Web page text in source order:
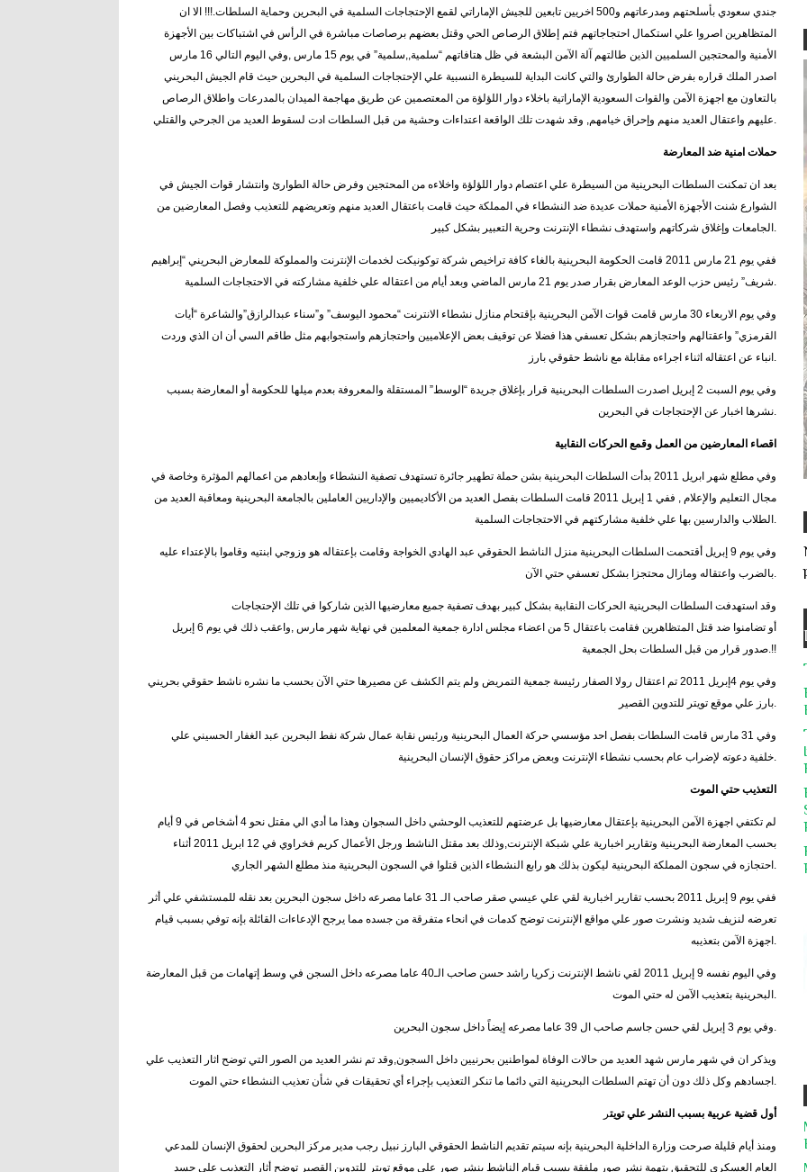
جندي سعودي بأسلحتهم ومدرعاتهم و500 اخريين تابعين للجيش الإماراتي لقمع الإحتجاجات السلمية في البحرين وحماية السلطات.!!! الا ان
المتظاهرين اصروا علي استكمال احتجاجاتهم فتم إطلاق الرصاص الحي وقتل بعضهم برصاصات مباشرة في الرأس في اشتباكات بين الأجهزة
الأمنية والمحتجين السلميين الذين طالتهم آلة الآمن البشعة في ظل هتافاتهم “سلمية,,سلمية” في يوم 15 مارس ,وفي اليوم التالي 16 مارس
اصدر الملك قراره بفرض حالة الطوارئ والتي كانت البداية للسيطرة النسبية علي الإحتجاجات السلمية في البحرين حيث قام الجيش البحريني
بالتعاون مع اجهزة الآمن والقوات السعودية الإماراتية باخلاء دوار اللؤلؤة من المعتصمين عن طريق مهاجمة الميدان بالمدرعات واطلاق الرصاص
عليهم واعتقال العديد منهم وإحراق خيامهم, وقد شهدت تلك الواقعة اعتداءات وحشية من قبل السلطات ادت لسقوط العديد من الجرحي والقتلي.
حملات امنية ضد المعارضة
بعد ان تمكنت السلطات البحرينية من السيطرة علي اعتصام دوار اللؤلؤة واخلاءه من المحتجين وفرض حالة الطوارئ وانتشار قوات الجيش في
الشوارع شنت الأجهزة الأمنية حملات عديدة ضد النشطاء في المملكة حيث قامت باعتقال العديد منهم وتعريضهم للتعذيب وفصل المعارضين من
الجامعات وإغلاق شركاتهم واستهدف نشطاء الإنترنت وحرية التعبير بشكل كبير.
ففي يوم 21 مارس 2011 قامت الحكومة البحرينية بالغاء كافة تراخيص شركة توكونيكت لخدمات الإنترنت والمملوكة للمعارض البحريني “إبراهيم
شريف” رئيس حزب الوعد المعارض بقرار صدر يوم 21 مارس الماضي وبعد أيام من اعتقاله علي خلفية مشاركته في الاحتجاجات السلمية.
وفي يوم الاربعاء 30 مارس قامت قوات الآمن البحرينية بإقتحام منازل نشطاء الانترنت “محمود اليوسف” و”سناء عبدالرازق”والشاعرة “أيات
القرمزي” واعقتالهم واحتجازهم بشكل تعسفي هذا فضلا عن توقيف بعض الإعلاميين واحتجازهم واستجوابهم مثل طاقم السي أن ان الذي وردت
انباء عن اعتقاله اثناء اجراءه مقابلة مع ناشط حقوقي بارز.
وفي يوم السبت 2 إبريل اصدرت السلطات البحرينية قرار بإغلاق جريدة “الوسط” المستقلة والمعروفة بعدم ميلها للحكومة أو المعارضة بسبب
نشرها اخبار عن الإحتجاجات في البحرين.
اقصاء المعارضين من العمل وقمع الحركات النقابية
وفي مطلع شهر ابريل 2011 بدأت السلطات البحرينية بشن حملة تطهير جائرة تستهدف تصفية النشطاء وإبعادهم من اعمالهم المؤثرة وخاصة في
مجال التعليم والإعلام , ففي 1 إبريل 2011 قامت السلطات بفصل العديد من الأكاديميين والإداريين العاملين بالجامعة البحرينية ومعاقبة العديد من
الطلاب والدارسين بها علي خلفية مشاركتهم في الاحتجاجات السلمية.
وفي يوم 9 إبريل أقتحمت السلطات البحرينية منزل الناشط الحقوقي عبد الهادي الخواجة وقامت بإعتقاله هو وزوجي ابنتيه وقاموا بالإعتداء عليه
بالضرب واعتقاله ومازال محتجزا بشكل تعسفي حتي الآن.
وقد استهدفت السلطات البحرينية الحركات النقابية بشكل كبير بهدف تصفية جميع معارضيها الذين شاركوا في تلك الإحتجاجات
أو تضامنوا ضد قتل المتظاهرين فقامت باعتقال 5 من اعضاء مجلس ادارة جمعية المعلمين في نهاية شهر مارس ,واعقب ذلك في يوم 6 إبريل
صدور قرار من قبل السلطات بحل الجمعية.!!
وفي يوم 4إبريل 2011 تم اعتقال رولا الصفار رئيسة جمعية التمريض ولم يتم الكشف عن مصيرها حتي الآن بحسب ما نشره ناشط حقوقي بحريني
بارز علي موقع تويتر للتدوين القصير.
وفي 31 مارس قامت السلطات بفصل احد مؤسسي حركة العمال البحرينية ورئيس نقابة عمال شركة نفط البحرين عبد الغفار الحسيني علي
خلفية دعوته لإضراب عام بحسب نشطاء الإنترنت وبعض مراكز حقوق الإنسان البحرينية.
التعذيب حتي الموت
لم تكتفي اجهزة الآمن البحرينية بإعتقال معارضيها بل عرضتهم للتعذيب الوحشي داخل السجوان وهذا ما أدي الي مقتل نحو 4 أشخاص في 9 أيام
بحسب المعارضة البحرينية وتقارير اخبارية علي شبكة الإنترنت,وذلك بعد مقتل الناشط ورجل الأعمال كريم فخراوي في 12 ابريل 2011 أثناء
احتجازه في سجون المملكة البحرينية ليكون بذلك هو رابع النشطاء الذين قتلوا في السجون البحرينية منذ مطلع الشهر الجاري.
ففي يوم 9 إبريل 2011 بحسب تقارير اخبارية لقي علي عيسي صقر صاحب الـ 31 عاما مصرعه داخل سجون البحرين بعد نقله للمستشفي علي أثر
تعرضه لنزيف شديد ونشرت صور علي مواقع الإنترنت توضح كدمات في انحاء متفرقة من جسده مما يرجح الإدعاءات القائلة بإنه توفي بسبب قيام
اجهزة الآمن بتعذيبه.
وفي اليوم نفسه 9 إبريل 2011 لقي ناشط الإنترنت زكريا راشد حسن صاحب الـ40 عاما مصرعه داخل السجن في وسط إتهامات من قبل المعارضة
البحرينية بتعذيب الآمن له حتي الموت.
وفي يوم 3 إبريل لقي حسن جاسم صاحب ال 39 عاما مصرعه إيضاً داخل سجون البحرين.
ويذكر ان في شهر مارس شهد العديد من حالات الوفاة لمواطنين بحرنيين داخل السجون,وقد تم نشر العديد من الصور التي توضح اثار التعذيب علي
اجسادهم وكل ذلك دون أن تهتم السلطات البحرينية التي دائما ما تنكر التعذيب بإجراء أي تحقيقات في شأن تعذيب النشطاء حتي الموت.
أول قضية عربية بسبب النشر علي تويتر
ومنذ أيام قليلة صرحت وزارة الداخلية البحرينية بإنه سيتم تقديم الناشط الحقوقي البارز نبيل رجب مدير مركز البحرين لحقوق الإنسان للمدعي
العام العسكري للتحقيق بتهمة نشر صور ملفقة بسبب قيام الناشط بنشر صور علي موقع تويتر للتدوين القصير توضح أثار التعذيب علي جسد